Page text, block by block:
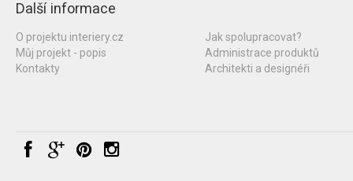
Další informace
O projektu interiery.cz
Můj projekt - popis
Kontakty
Jak spolupracovat?
Administrace produktů
Architekti a designéři